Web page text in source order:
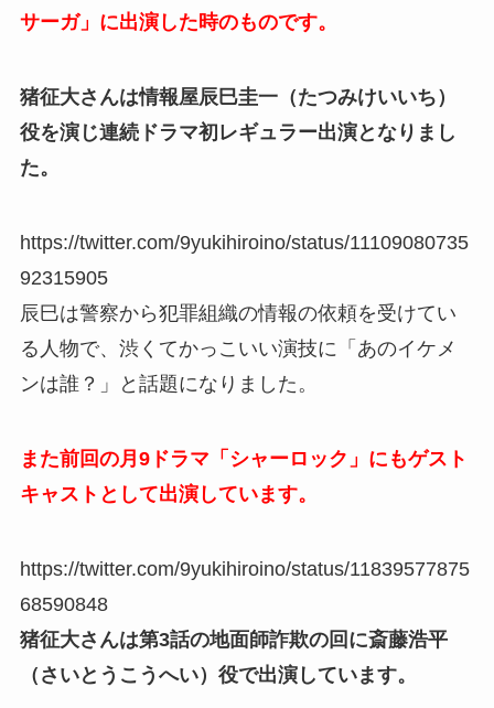
サーガ」に出演した時のものです。
猪征大さんは情報屋辰巳圭一（たつみけいいち）
役を演じ連続ドラマ初レギュラー出演となりまし
た。
https://twitter.com/9yukihiroino/status/11109080735
92315905
辰巳は警察から犯罪組織の情報の依頼を受けてい
る人物で、渋くてかっこいい演技に「あのイケメ
ンは誰？」と話題になりました。
また前回の月9ドラマ「シャーロック」にもゲスト
キャストとして出演しています。
https://twitter.com/9yukihiroino/status/11839577875
68590848
猪征大さんは第3話の地面師詐欺の回に斎藤浩平
（さいとうこうへい）役で出演しています。